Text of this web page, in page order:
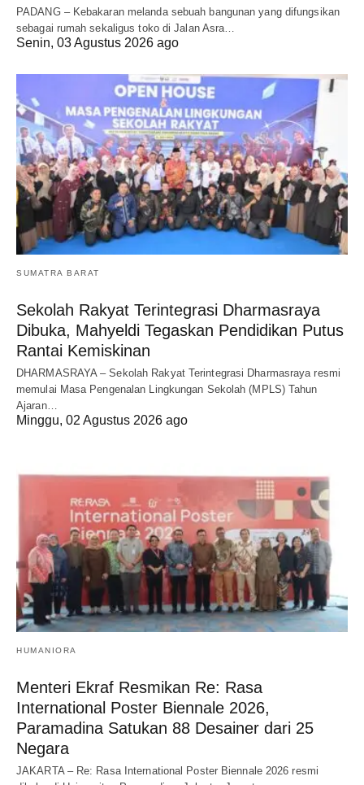
PADANG – Kebakaran melanda sebuah bangunan yang difungsikan
sebagai rumah sekaligus toko di Jalan Asra…
Senin, 03 Agustus 2026 ago
SUMATRA BARAT
Sekolah Rakyat Terintegrasi Dharmasraya
Dibuka, Mahyeldi Tegaskan Pendidikan Putus
Rantai Kemiskinan
DHARMASRAYA – Sekolah Rakyat Terintegrasi Dharmasraya resmi
memulai Masa Pengenalan Lingkungan Sekolah (MPLS) Tahun
Ajaran…
Minggu, 02 Agustus 2026 ago
HUMANIORA
Menteri Ekraf Resmikan Re: Rasa
International Poster Biennale 2026,
Paramadina Satukan 88 Desainer dari 25
Negara
JAKARTA – Re: Rasa International Poster Biennale 2026 resmi